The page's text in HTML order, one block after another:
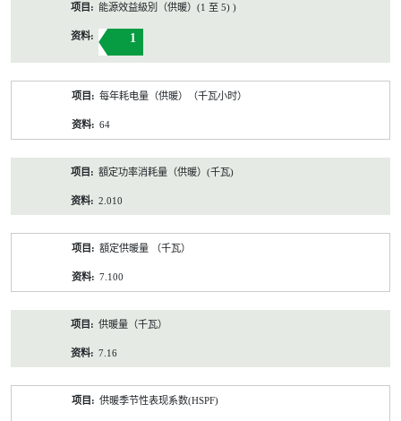
能源效益級別（供暖）(1 至 5) )
1
每年耗电量（供暖）（千瓦小时）
64
額定功率消耗量（供暖）(千瓦)
2.010
額定供暖量 （千瓦）
7.100
供暖量（千瓦）
7.16
供暖季节性表现系数(HSPF)